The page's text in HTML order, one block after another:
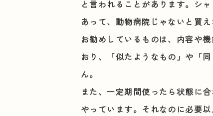
と言われることがあります。シ
あって、動物病院じゃないと買
お勧めしているものは、内容や
おり、「似たようなもの」や「
ん。
また、一定期間使ったら状態に
やっています。それなのに必要